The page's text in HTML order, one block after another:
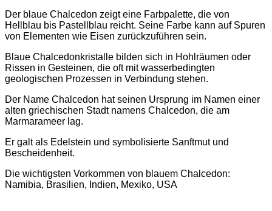
Der blaue Chalcedon zeigt eine Farbpalette, die von
Hellblau bis Pastellblau reicht. Seine Farbe kann auf Spuren
von Elementen wie Eisen zurückzuführen sein.
Blaue Chalcedonkristalle bilden sich in Hohlräumen oder
Rissen in Gesteinen, die oft mit wasserbedingten
geologischen Prozessen in Verbindung stehen.
Der Name Chalcedon hat seinen Ursprung im Namen einer
alten griechischen Stadt namens Chalcedon, die am
Marmarameer lag.
Er galt als Edelstein und symbolisierte Sanftmut und
Bescheidenheit.
Die wichtigsten Vorkommen von blauem Chalcedon:
Namibia, Brasilien, Indien, Mexiko, USA